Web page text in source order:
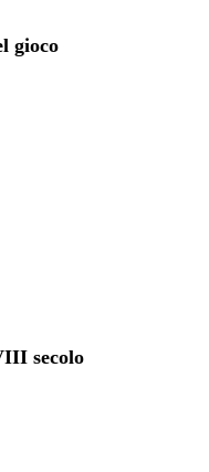
gioco
secolo